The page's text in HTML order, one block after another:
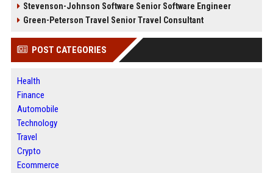
Stevenson-Johnson Software Senior Software Engineer
Green-Peterson Travel Senior Travel Consultant
POST CATEGORIES
Health
Finance
Automobile
Technology
Travel
Crypto
Ecommerce